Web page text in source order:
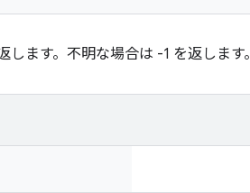
します。不明な場合は -1 を返します。